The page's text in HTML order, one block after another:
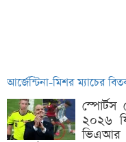
আর্জেন্টিনা-মিশর ম্যাচের
স্পোর্টস
২০২৬
ভিএআর